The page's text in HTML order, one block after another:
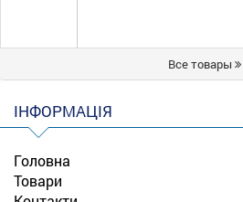
Все товары
ІНФОРМАЦІЯ
Головна
Товари